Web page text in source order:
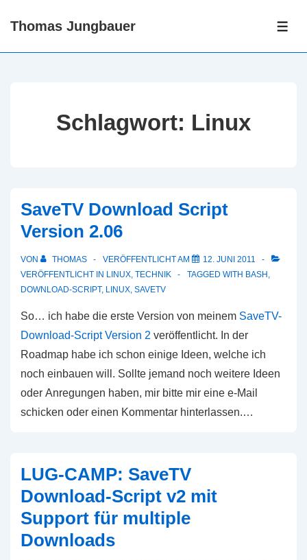
Thomas Jungbauer
Schlagwort: Linux
SaveTV Download Script
Version 2.06
VON THOMAS VERÖFFENTLICHT AM
12. JUNI 2011
VERÖFFENTLICHT IN LINUX, TECHNIK TAGGED WITH BASH ,
DOWNLOAD-SCRIPT, LINUX, SAVETV
So… ich habe die erste Version von meinem SaveTV-
Download-Script Version 2 veröffentlicht. In der
Roadmap habe ich schon einige Ideen, welche ich
noch einbauen will. Sollte jemand noch weitere Ideen
oder Anregungen haben, mir bitte mir eine e-Mail
schicken oder einen Kommentar hinterlassen.…
LUG-CAMP: SaveTV
Download-Script v2 mit
Support für multiple
Downloads